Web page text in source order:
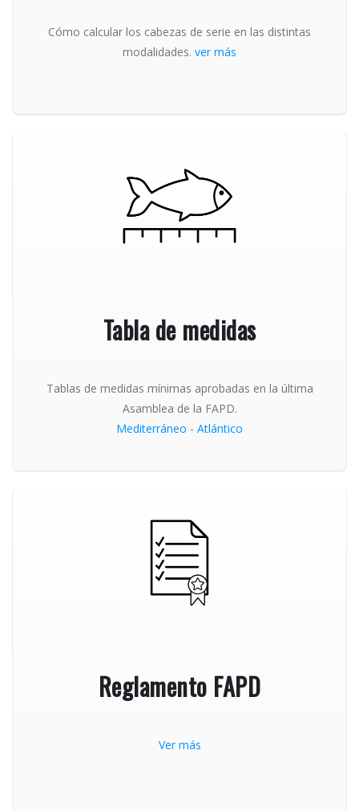
Cómo calcular los cabezas de serie en las distintas
modalidades. ver más
Tabla de medidas
Tablas de medidas mínimas aprobadas en la última
Asamblea de la FAPD.
Mediterráneo - Atlántico
Reglamento FAPD
Ver más